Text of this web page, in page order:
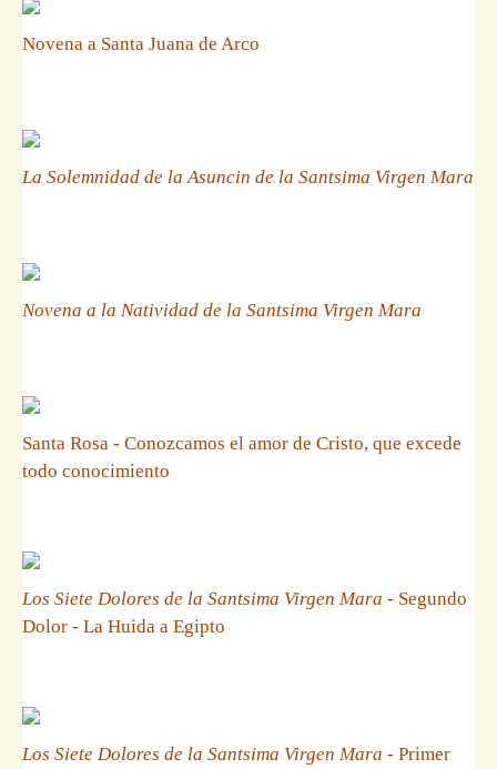
Novena a Santa Juana de Arco
La Solemnidad de la Asuncin de la Santsima Virgen Mara
Novena a la Natividad de la Santsima Virgen Mara
Santa Rosa - Conozcamos el amor de Cristo, que excede
todo conocimiento
Los Siete Dolores de la Santsima Virgen Mara - Segundo
Dolor - La Huida a Egipto
Los Siete Dolores de la Santsima Virgen Mara - Primer